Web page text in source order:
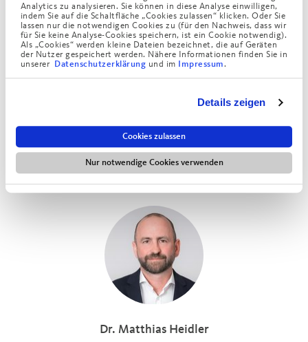
Analytics zu analysieren. Sie können in diese Analyse einwilligen,
indem Sie auf die Schaltfläche „Cookies zulassen“ klicken. Oder Sie
lassen nur die notwendigen Cookies zu (für den Nachweis, dass wir
für Sie keine Analyse-Cookies speichern, ist ein Cookie notwendig).
Als „Cookies“ werden kleine Dateien bezeichnet, die auf Geräten
der Nutzer gespeichert werden. Nähere Informationen finden Sie in
unserer Datenschutzerklärung und im Impressum.
Details zeigen
Cookies zulassen
Nur notwendige Cookies verwenden
Joachim Gengenbach
Vorsitzender der Konzerngeschäftsführung
Dr. Matthias Heidler